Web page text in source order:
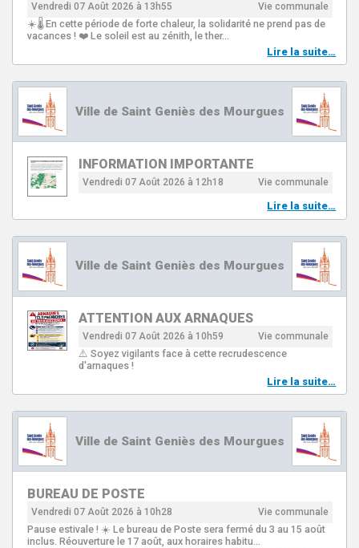
Vendredi 07 Août 2026 à 13h55 Vie communale
☀️🌡️ En cette période de forte chaleur, la solidarité ne prend pas de
vacances ! ❤️ Le soleil est au zénith, le ther…
Lire la suite…
Ville de Saint Geniès des Mourgues
INFORMATION IMPORTANTE
Vendredi 07 Août 2026 à 12h18 Vie communale
Lire la suite…
Ville de Saint Geniès des Mourgues
ATTENTION AUX ARNAQUES
Vendredi 07 Août 2026 à 10h59 Vie communale
⚠️ Soyez vigilants face à cette recrudescence
d'arnaques !
Lire la suite…
Ville de Saint Geniès des Mourgues
BUREAU DE POSTE
Vendredi 07 Août 2026 à 10h28 Vie communale
Pause estivale ! ☀️ Le bureau de Poste sera fermé du 3 au 15 août
inclus. Réouverture le 17 août, aux horaires habitu…